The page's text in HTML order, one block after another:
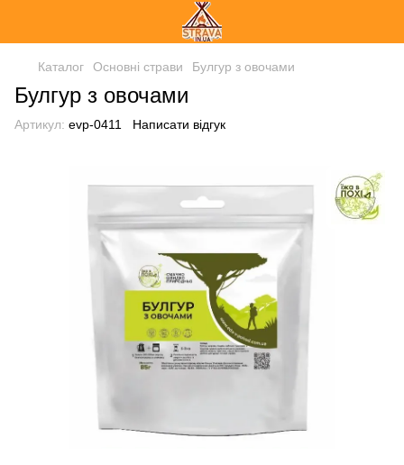
Каталог Основні страви Булгур з овочами
Булгур з овочами
Артикул: evp-0411 Написати відгук